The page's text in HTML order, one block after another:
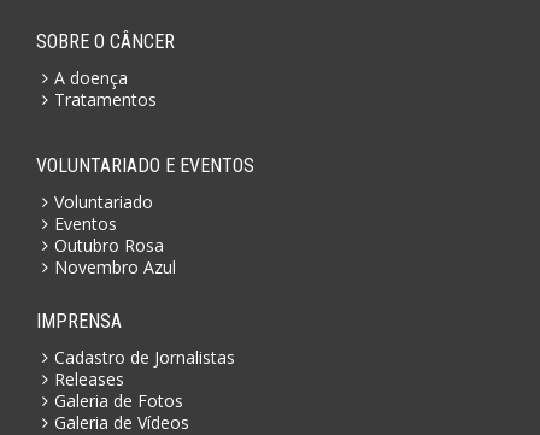
SOBRE O CÂNCER
A doença
Tratamentos
VOLUNTARIADO E EVENTOS
Voluntariado
Eventos
Outubro Rosa
Novembro Azul
IMPRENSA
Cadastro de Jornalistas
Releases
Galeria de Fotos
Galeria de Vídeos